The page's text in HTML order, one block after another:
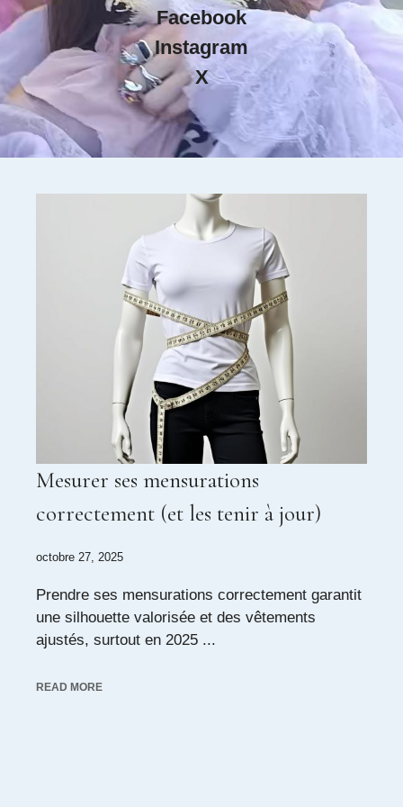
Facebook
Instagram
X
Mesurer ses mensurations
correctement (et les tenir à jour)
octobre 27, 2025
Prendre ses mensurations correctement garantit
une silhouette valorisée et des vêtements
ajustés, surtout en 2025 ...
READ MORE